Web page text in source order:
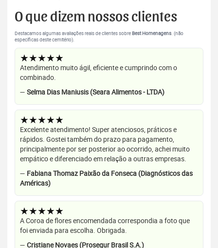
O que dizem nossos clientes
Destacamos algumas avaliações reais de clientes sobre Best Homenagens. (não
específicas deste cemitério).
★★★★★
Atendimento muito ágil, eficiente e cumprindo com o
combinado.
— Selma Dias Maniusis (Seara Alimentos - LTDA)
★★★★★
Excelente atendimento! Super atenciosos, práticos e
rápidos. Gostei também do prazo para pagamento,
principalmente por ser posterior ao ocorrido, achei muito
empático e diferenciado em relação a outras empresas.
— Fabiana Thomaz Paixão da Fonseca (Diagnósticos das
Américas)
★★★★★
A Coroa de flores encomendada correspondia a foto que
foi enviada para escolha. Obrigada.
— Cristiane Novaes (Prosegur Brasil S.A.)